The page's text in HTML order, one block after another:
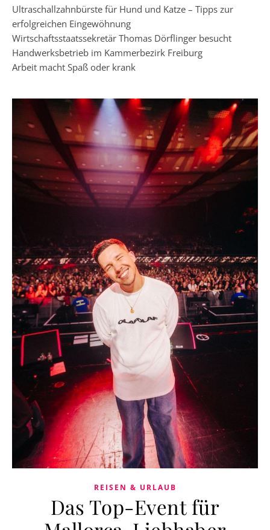
Ultraschallzahnbürste für Hund und Katze – Tipps zur
erfolgreichen Eingewöhnung
Wirtschaftsstaatssekretär Thomas Dörflinger besucht
Handwerksbetrieb im Kammerbezirk Freiburg
Arbeit macht Spaß oder krank
REISEN & URLAUB
Das Top-Event für